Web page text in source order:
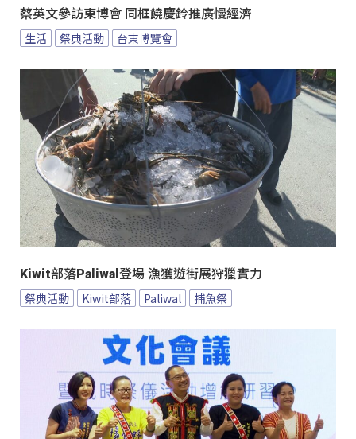
蔡英文參訪東博會 同框饒慶鈴推廣慢經濟
生活 祭典活動 台東博覽會
Kiwit部落Paliwal登場 漁獲遊街展狩獵實力
祭典活動 Kiwit部落 Paliwal 捕魚祭